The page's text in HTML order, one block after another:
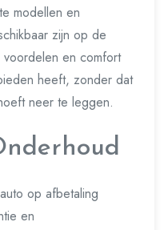
modellen en
zijn op de
voordelen en comfort
heeft, zonder dat
neer te leggen.
op afbetaling
en